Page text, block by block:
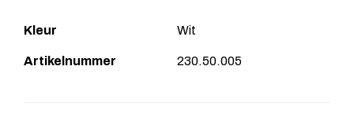
Kleur Wit
Artikelnummer 230.50.005